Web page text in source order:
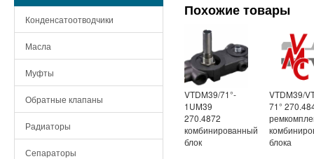
Конденсатоотводчики
Масла
Муфты
Обратные клапаны
Радиаторы
Сепараторы
Похожие товары
VTDM39/71°-
1UM39
270.4872
комбинированный
блок
VTDM39/
71°
блока